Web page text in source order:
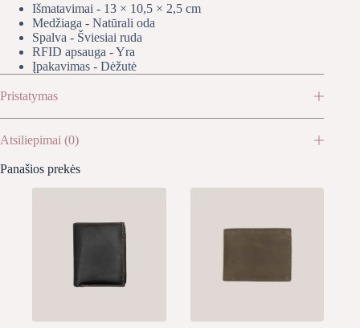
Išmatavimai - 13 × 10,5 × 2,5 cm
Medžiaga - Natūrali oda
Spalva - Šviesiai ruda
RFID apsauga - Yra
Įpakavimas - Dėžutė
Pristatymas
Atsiliepimai (0)
Panašios prekės